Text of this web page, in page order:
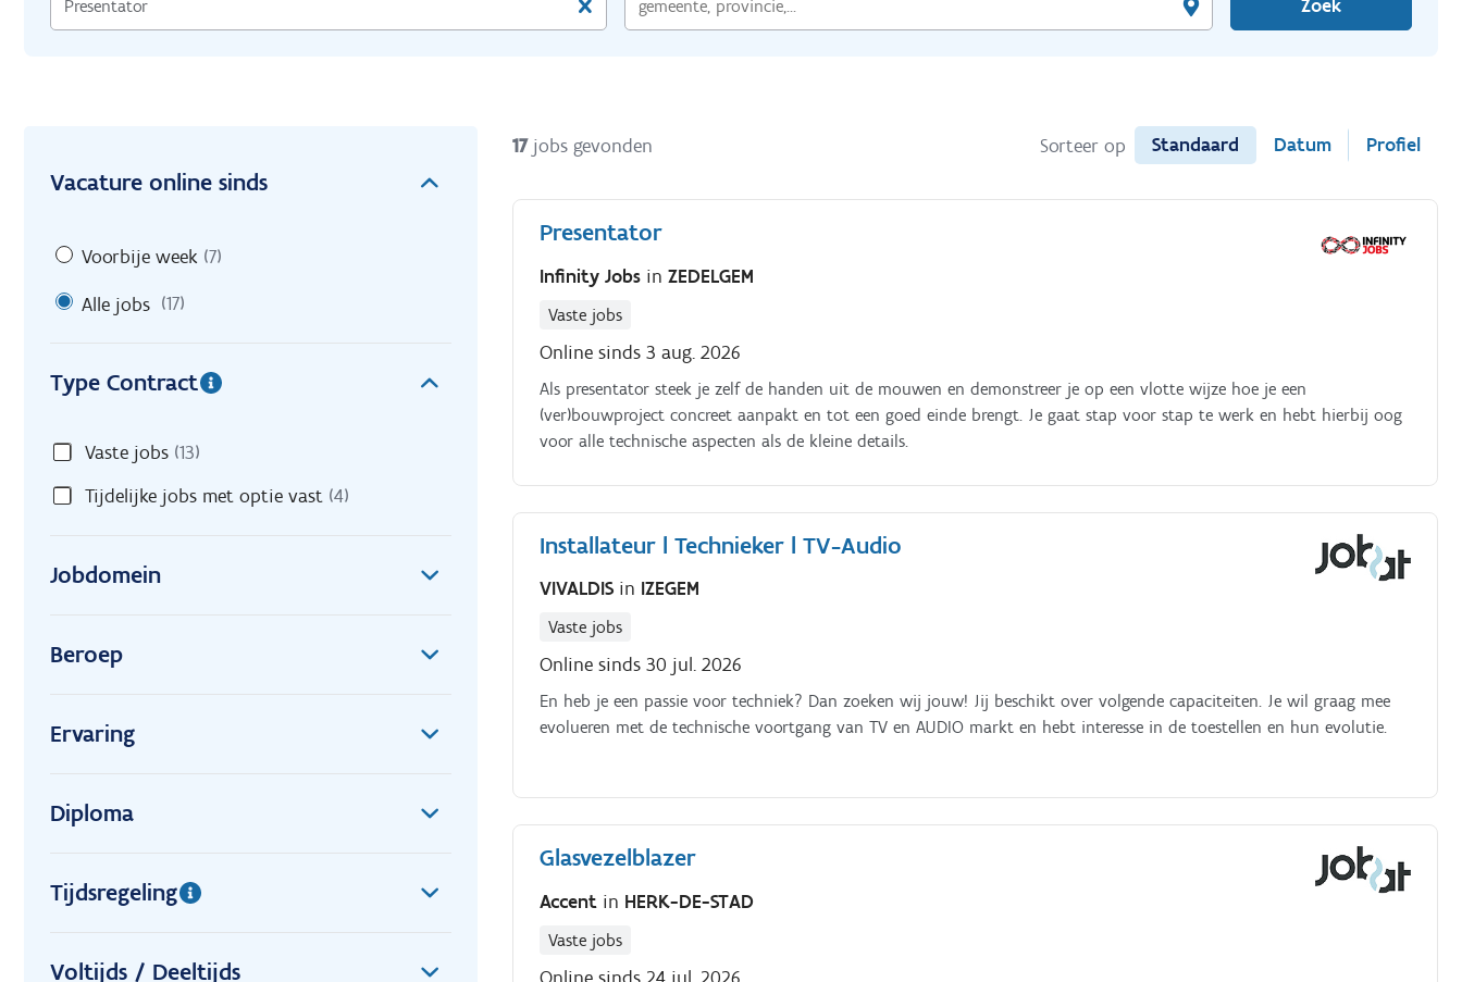
Zoek
Vacature online sinds
Voorbije week (7)
Alle jobs (17)
Type Contract
Vaste jobs (13)
Tijdelijke jobs met optie vast (4)
Jobdomein
Beroep
Ervaring
Diploma
Tijdsregeling
Voltijds / Deeltijds
17 jobs gevonden Sorteer op Standaard Datum Profiel
Presentator
Infinity Jobs inZEDELGEM
Vaste jobs
Online sinds 3 aug. 2026
Als presentator steek je zelf de handen uit de mouwen en demonstreer je op een vlotte wijze hoe je een
(ver)bouwproject concreet aanpakt en tot een goed einde brengt. Je gaat stap voor stap te werk en hebt hierbij oog
voor alle technische aspecten als de kleine details.
Installateur l Technieker l TV-Audio
VIVALDIS in IZEGEM
Vaste jobs
Online sinds 30 jul. 2026
En heb je een passie voor techniek? Dan zoeken wij jouw! Jij beschikt over volgende capaciteiten. Je wil graag mee
evolueren met de technische voortgang van TV en AUDIO markt en hebt interesse in de toestellen en hun evolutie.
Glasvezelblazer
Accent in HERK-DE-STAD
Vaste jobs
Online sinds 24 jul. 2026